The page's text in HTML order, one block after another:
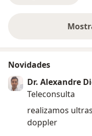
Novidades
Dr. Alexandre
Teleconsulta
realizamos
doppler